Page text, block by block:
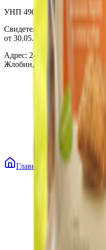
УНП 490314725
Свидетельство о
от 30.05.2003г выдано
Адрес: 247210, Республика
Жлобин, ул. Козлова 2-А
Главная